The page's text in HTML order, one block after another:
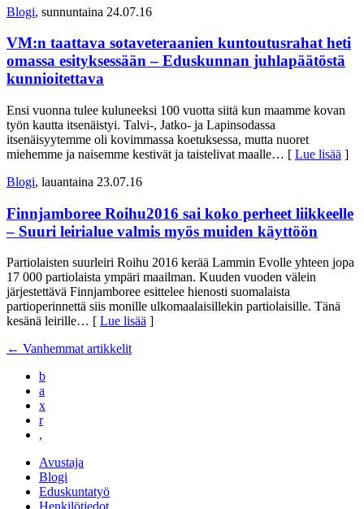
Blogi, sunnuntaina 24.07.16
VM:n taattava sotaveteraanien kuntoutusrahat heti
omassa esityksessään – Eduskunnan juhlapäätöstä
kunnioitettava
Ensi vuonna tulee kuluneeksi 100 vuotta siitä kun maamme kovan
työn kautta itsenäistyi. Talvi-, Jatko- ja Lapinsodassa
itsenäisyytemme oli kovimmassa koetuksessa, mutta nuoret
miehemme ja naisemme kestivät ja taistelivat maalle… [ Lue lisää ]
Blogi, lauantaina 23.07.16
Finnjamboree Roihu2016 sai koko perheet liikkeelle
– Suuri leirialue valmis myös muiden käyttöön
Partiolaisten suurleiri Roihu 2016 kerää Lammin Evolle yhteen jopa
17 000 partiolaista ympäri maailman. Kuuden vuoden välein
järjestettävä Finnjamboree esittelee hienosti suomalaista
partioperinnettä siis monille ulkomaalaisillekin partiolaisille. Tänä
kesänä leirille… [ Lue lisää ]
← Vanhemmat artikkelit
b
a
x
r
,
Avustaja
Blogi
Eduskuntatyö